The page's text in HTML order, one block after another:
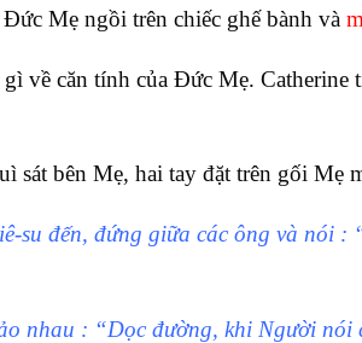
Đức Mẹ ngồi trên chiếc ghế bành và
về căn tính của Đức Mẹ.
sát bên Mẹ, hai tay đặt trên gối
su đến, đứng giữa các ông và nói :
nhau : “Dọc đường, khi Người nói